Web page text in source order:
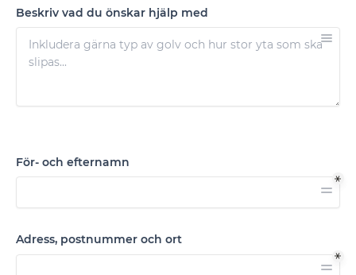
Beskriv vad du önskar hjälp med
För- och efternamn
Adress, postnummer och ort